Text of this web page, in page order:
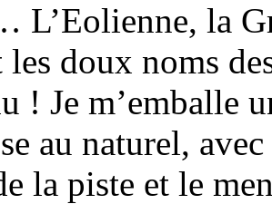
L’Eolienne, la
les doux noms
! Je m’emballe
au naturel,
la piste et le